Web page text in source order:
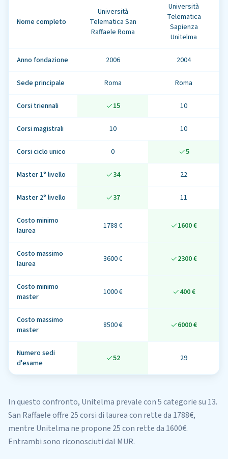
Nome completo
Università
Telematica San
Raffaele Roma
Università
Telematica
Sapienza
Unitelma
Anno fondazione 2006 2004
Sede principale Roma Roma
Corsi triennali 15 10
Corsi magistrali 10 10
Corsi ciclo unico 0 5
Master 1° livello 34 22
Master 2° livello 37 11
Costo minimo
laurea
1788 € 1600 €
Costo massimo
laurea
3600 € 2300 €
Costo minimo
master
1000 € 400 €
Costo massimo
master
8500 € 6000 €
Numero sedi
d'esame
52 29
In questo confronto, Unitelma prevale con 5 categorie su 13.
San Raffaeleoffre 25corsi di laureacon rette da 1788€,
mentre Unitelma ne propone 25con rette da 1600€.
Entrambi sono riconosciuti dal MUR.